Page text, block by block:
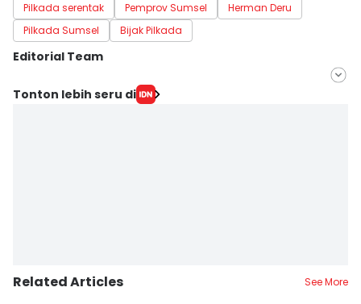
Pilkada serentak Pemprov Sumsel
Herman Deru
Pilkada Sumsel
Bijak Pilkada
Editorial Team
Editor
Tonton lebih seru di
Related Articles See More